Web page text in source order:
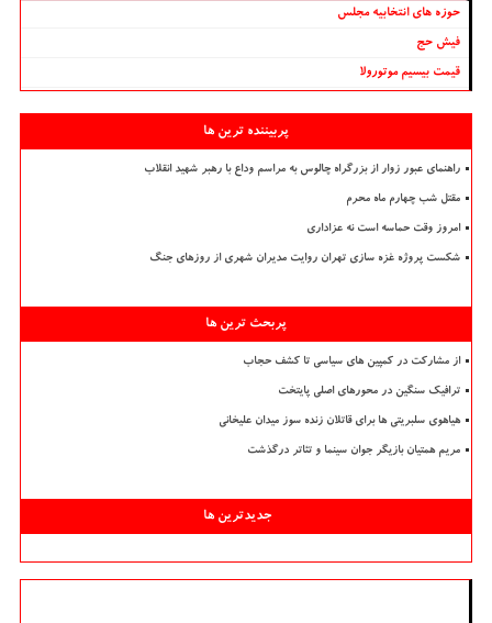
حوزه های انتخابیه مجلس
فیش حج
قیمت بیسیم موتورولا
پربیننده ترین ها
راهنمای عبور زوار از بزرگراه چالوس به مراسم وداع با رهبر شهید انقلاب
مقتل شب چهارم ماه محرم
امروز وقت حماسه است نه عزاداری
شکست پروژه غزه سازی تهران روایت مدیران شهری از روزهای جنگ
پربحث ترین ها
از مشارکت در کمپین های سیاسی تا کشف حجاب
ترافیک سنگین در محورهای اصلی پایتخت
هیاهوی سلبریتی ها برای قاتلان زنده سوز میدان علیخانی
مریم همتیان بازیگر جوان سینما و تئاتر درگذشت
جدیدترین ها